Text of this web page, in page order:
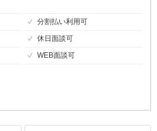
分割払い利用可
休日面談可
WEB面談可